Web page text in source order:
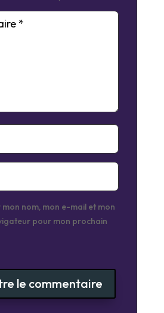
nom, mon e-mail et mon
pour mon prochain
le commentaire